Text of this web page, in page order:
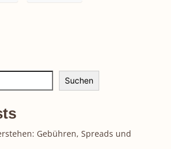
Suchen
Gebühren, Spreads und